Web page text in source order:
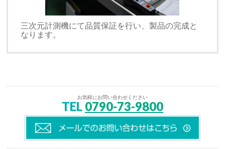
三次元計測機にて品質保証を行い、製品の完成と
なります。
お気軽にお問い合わせください
TEL 0790-73-9800